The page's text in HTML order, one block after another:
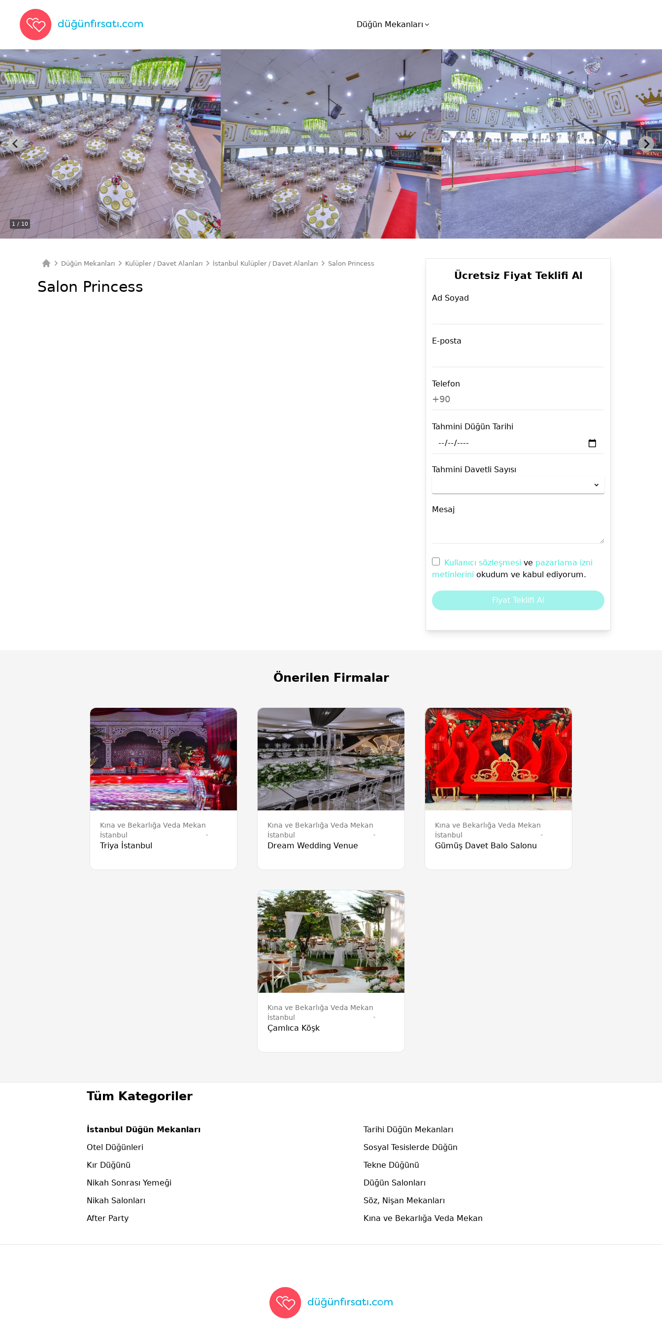
Düğün Mekanları
1 / 10
Düğün Mekanları Kulüpler / Davet Alanları İstanbul Kulüpler / Davet Alanları Salon Princess
Salon Princess
Ücretsiz Fiyat Teklifi Al
Ad Soyad
E-posta
Telefon
+90
Tahmini Düğün Tarihi
Tahmini Davetli Sayısı
Mesaj
Kullanıcı sözleşmesi ve pazarlama izni
metinlerini okudum ve kabul ediyorum.
Fiyat Teklifi Al
Önerilen Firmalar
Kına ve Bekarlığa Veda Mekan
İstanbul
Triya İstanbul
Kına ve Bekarlığa Veda Mekan
İstanbul
Dream Wedding Venue
Kına ve Bekarlığa Veda Mekan
İstanbul
Gümüş Davet Balo Salonu
Kına ve Bekarlığa Veda Mekan
İstanbul
Çamlıca Köşk
Tüm Kategoriler
İstanbul Düğün Mekanları
Tarihi Düğün Mekanları
Otel Düğünleri
Sosyal Tesislerde Düğün
Kır Düğünü
Tekne Düğünü
Nikah Sonrası Yemeği
Düğün Salonları
Nikah Salonları
Söz, Nişan Mekanları
After Party
Kına ve Bekarlığa Veda Mekan